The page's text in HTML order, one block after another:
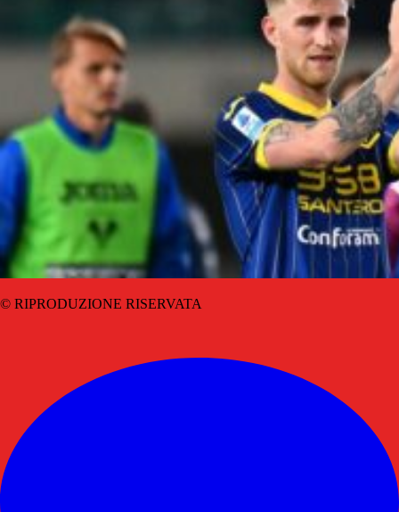
© RIPRODUZIONE RISERVATA